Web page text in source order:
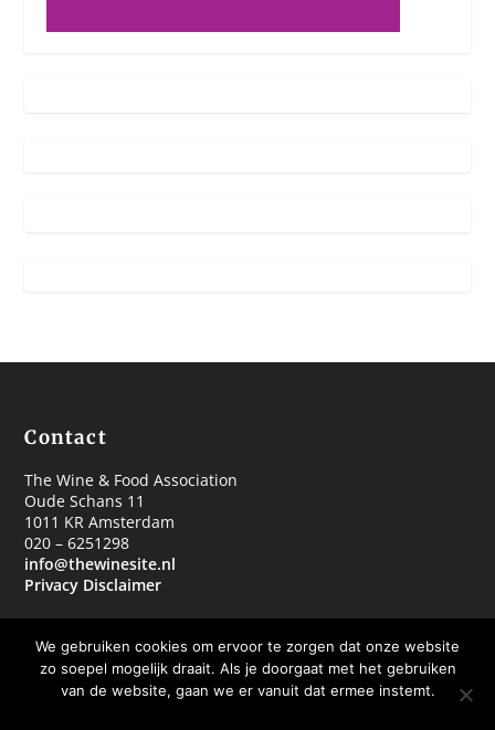
Contact
The Wine & Food Association
Oude Schans 11
1011 KR Amsterdam
020 – 6251298
info@thewinesite.nl
Privacy Disclaimer
We gebruiken cookies om ervoor te zorgen dat onze website
zo soepel mogelijk draait. Als je doorgaat met het gebruiken
van de website, gaan we er vanuit dat ermee instemt.